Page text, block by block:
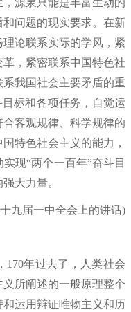
问题的现实要求。在新
论联系实际的学风，紧
，紧密联系中国特色社
我国社会主要矛盾的重
标和各项任务，自觉运
客观规律、科学规律的
特色社会主义的能力，
现“两个一百年”奋斗目
大力量。
九届一中全会上的讲话)
年过去了，人类社会
所阐述的一般原理整个
运用辩证唯物主义和历